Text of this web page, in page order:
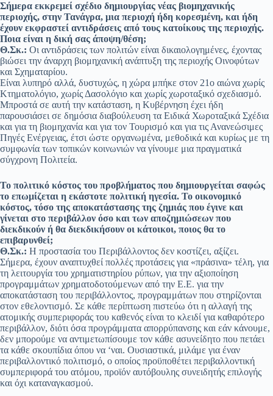
Σήμερα εκκρεμεί σχέδιο δημιουργίας νέας βιομηχανικής
περιοχής, στην Τανάγρα, μια περιοχή ήδη κορεσμένη, και ήδη
έχουν εκφραστεί αντιδράσεις από τους κατοίκους της περιοχής.
Ποια είναι η δική σας άποψη/θέση;
Θ.Σκ.: Οι αντιδράσεις των πολιτών είναι δικαιολογημένες, έχοντας
βιώσει την άναρχη βιομηχανική ανάπτυξη της περιοχής Οινοφύτων
και Σχηματαρίου.
Είναι λυπηρό αλλά, δυστυχώς, η χώρα μπήκε στον 21ο αιώνα χωρίς
Κτηματολόγιο, χωρίς Δασολόγιο και χωρίς χωροταξικό σχεδιασμό.
Μπροστά σε αυτή την κατάσταση, η Κυβέρνηση έχει ήδη
παρουσιάσει σε δημόσια διαβούλευση τα Ειδικά Χωροταξικά Σχέδια
και για τη βιομηχανία και για τον Τουρισμό και για τις Ανανεώσιμες
Πηγές Ενέργειας, έτσι ώστε οργανωμένα, μεθοδικά και κυρίως με τη
συμφωνία των τοπικών κοινωνιών να γίνουμε μια πραγματικά
σύγχρονη Πολιτεία.
Το πολιτικό κόστος του προβλήματος που δημιουργείται σαφώς
το επωμίζεται η εκάστοτε πολιτική ηγεσία. Το οικονομικό
κόστος, τόσο της αποκατάστασης της ζημιάς που έγινε και
γίνεται στο περιβάλλον όσο και των αποζημιώσεων που
διεκδικούν ή θα διεκδικήσουν οι κάτοικοι, ποιος θα το
επιβαρυνθεί;
Θ.Σκ.: Η προστασία του Περιβάλλοντος δεν κοστίζει, αξίζει.
Σήμερα, έχουν αναπτυχθεί πολλές προτάσεις για «πράσινα» τέλη, για
τη λειτουργία του χρηματιστηρίου ρύπων, για την αξιοποίηση
προγραμμάτων χρηματοδοτούμενων από την Ε.Ε. για την
αποκατάσταση του περιβάλλοντος, προγραμμάτων που στηρίζονται
στον εθελοντισμό. Σε κάθε περίπτωση πιστεύω ότι η αλλαγή της
ατομικής συμπεριφοράς του καθενός είναι το κλειδί για καθαρότερο
περιβάλλον, διότι όσα προγράμματα απορρύπανσης και εάν κάνουμε,
δεν μπορούμε να αντιμετωπίσουμε τον κάθε ασυνείδητο που πετάει
τα κάθε σκουπίδια όπου να ‘ναι. Ουσιαστικά, μιλάμε για έναν
περιβαλλοντικό πολιτισμό, ο οποίος προϋποθέτει περιβαλλοντική
συμπεριφορά του ατόμου, προϊόν αυτόβουλης συνειδητής επιλογής
και όχι καταναγκασμού.